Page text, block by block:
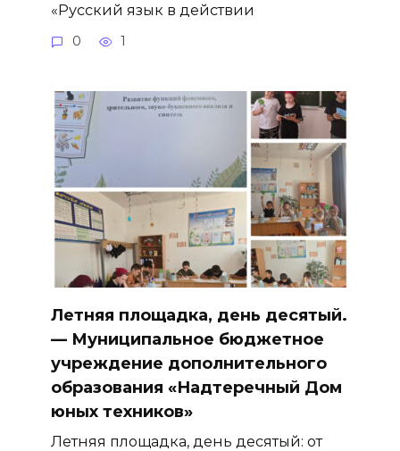
«Русский язык в действии
0 1
Летняя площадка, день десятый.
— Муниципальное бюджетное
учреждение дополнительного
образования «Надтеречный Дом
юных техников»
Летняя площадка, день десятый: от